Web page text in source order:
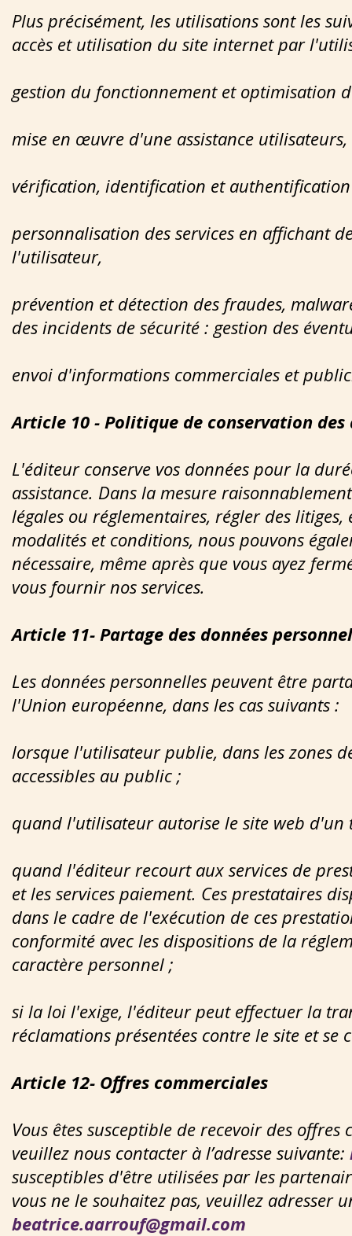
Plus précisément, les utilisations sont les
accès et utilisation du site internet par
gestion du fonctionnement et optimisation
mise en œuvre d'une assistance utilisateurs,
vérification, identification et
personnalisation des services en affichant
l'utilisateur,
prévention et détection des fraudes,
des incidents de sécurité : gestion des
envoi d'informations commerciales et
Article 10 - Politique de conservation des
L'éditeur conserve vos données pour la
assistance. Dans la mesure
légales ou réglementaires, régler des
modalités et conditions, nous pouvons
nécessaire, même après que vous ayez
vous fournir nos services.
Article 11- Partage des données
Les données personnelles peuvent être
l'Union européenne, dans les cas suivants :
lorsque l'utilisateur publie, dans les zones
accessibles au public ;
quand l'utilisateur autorise le site web d'un
quand l'éditeur recourt aux services de
et les services paiement. Ces prestataires
dans le cadre de l'exécution de ces
conformité avec les dispositions de la
caractère personnel ;
si la loi l'exige, l'éditeur peut effectuer la
réclamations présentées contre le site et
Article 12- Offres commerciales
Vous êtes susceptible de recevoir des
veuillez nous contacter à l’adresse suivante:
susceptibles d'être utilisées par les
vous ne le souhaitez pas, veuillez adresser
beatrice.aarrouf@gmail.com